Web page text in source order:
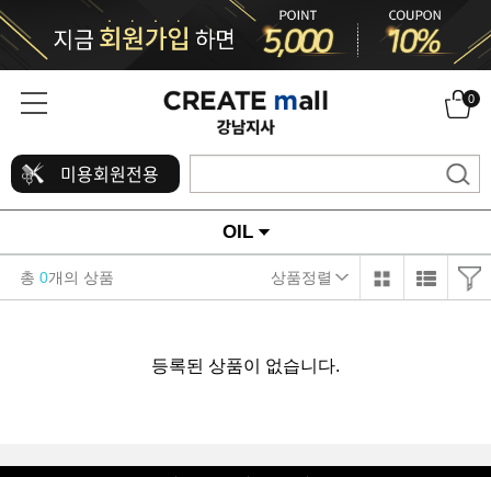
0
미용회원전용
OIL
총 0개의 상품 상품정렬
등록된 상품이 없습니다.